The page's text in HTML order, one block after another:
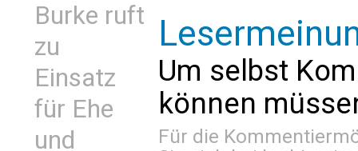
Burke ruft
zu
Einsatz
für Ehe
und
Um selbst
können
Für die